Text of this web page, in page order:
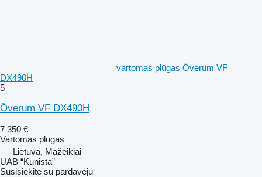
vartomas plūgas Överum VF
DX490H
5
Överum VF DX490H
7 350 €
Vartomas plūgas
Lietuva, Mažeikiai
UAB “Kunista”
Susisiekite su pardavėju